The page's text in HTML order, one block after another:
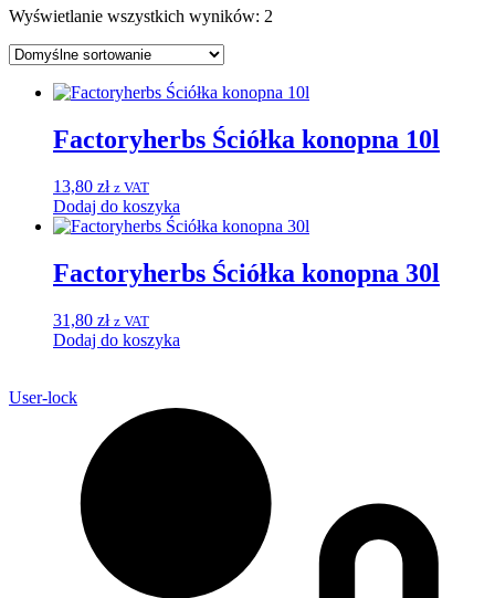
Wyświetlanie wszystkich wyników: 2
Factoryherbs Ściółka konopna 10l
13,80 zł z VAT
Dodaj do koszyka
Factoryherbs Ściółka konopna 30l
31,80 zł z VAT
Dodaj do koszyka
User-lock